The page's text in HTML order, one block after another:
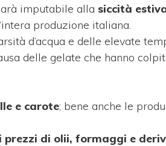
imputabile alla siccità
produzione italiana.
d’acqua e delle elevate
delle gelate che hanno
e carote; bene anche le
prezzi di olii, formaggi e